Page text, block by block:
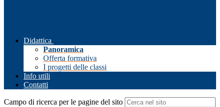
Didattica
Panoramica
Offerta formativa
I progetti delle classi
Info utili
Contatti
Campo di ricerca per le pagine del sito